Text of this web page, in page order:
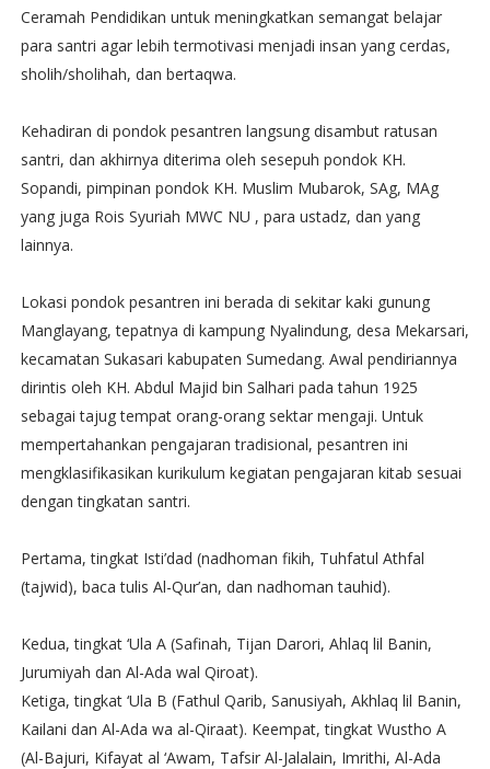
Ceramah Pendidikan untuk meningkatkan semangat belajar
para santri agar lebih termotivasi menjadi insan yang cerdas,
sholih/sholihah, dan bertaqwa.
Kehadiran di pondok pesantren langsung disambut ratusan
santri, dan akhirnya diterima oleh sesepuh pondok KH.
Sopandi, pimpinan pondok KH. Muslim Mubarok, SAg, MAg
yang juga Rois Syuriah MWC NU , para ustadz, dan yang
lainnya.
Lokasi pondok pesantren ini berada di sekitar kaki gunung
Manglayang, tepatnya di kampung Nyalindung, desa Mekarsari,
kecamatan Sukasari kabupaten Sumedang. Awal pendiriannya
dirintis oleh KH. Abdul Majid bin Salhari pada tahun 1925
sebagai tajug tempat orang-orang sektar mengaji. Untuk
mempertahankan pengajaran tradisional, pesantren ini
mengklasifikasikan kurikulum kegiatan pengajaran kitab sesuai
dengan tingkatan santri.
Pertama, tingkat Isti’dad (nadhoman fikih, Tuhfatul Athfal
(tajwid), baca tulis Al-Qur’an, dan nadhoman tauhid).
Kedua, tingkat ‘Ula A (Safinah, Tijan Darori, Ahlaq lil Banin,
Jurumiyah dan Al-Ada wal Qiroat).
Ketiga, tingkat ‘Ula B (Fathul Qarib, Sanusiyah, Akhlaq lil Banin,
Kailani dan Al-Ada wa al-Qiraat). Keempat, tingkat Wustho A
(Al-Bajuri, Kifayat al ‘Awam, Tafsir Al-Jalalain, Imrithi, Al-Ada